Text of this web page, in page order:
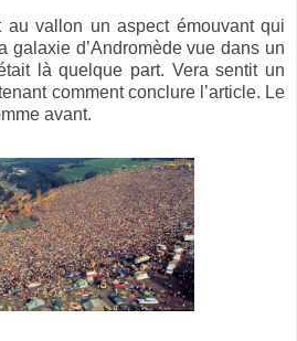
au vallon un aspect émouvant qui
galaxie d’Andromède vue dans un
là quelque part. Vera sentit un
comment conclure l’article. Le
avant.